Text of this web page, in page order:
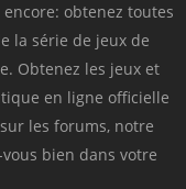
obtenez toutes
la série de jeux de
Obtenez les jeux et
en ligne officielle
les forums, notre
bien dans votre